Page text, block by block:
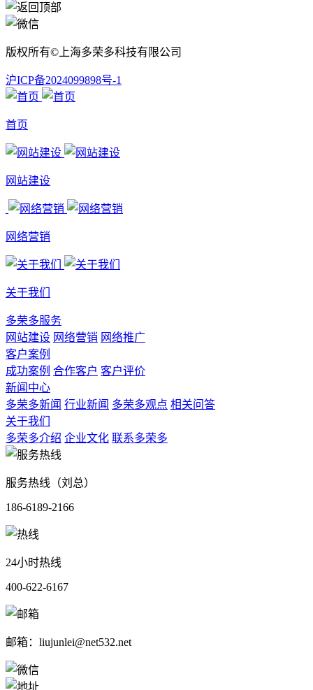
版权所有©上海多荣多科技有限公司
沪ICP备2024099898号-1
首页
网站建设
网络营销
关于我们
多荣多服务
网站建设 网络营销 网络推广
客户案例
成功案例 合作客户 客户评价
新闻中心
多荣多新闻 行业新闻 多荣多观点 相关问答
关于我们
多荣多介绍 企业文化 联系多荣多
服务热线（刘总）
186-6189-2166
24小时热线
400-622-6167
邮箱：liujunlei@net532.net